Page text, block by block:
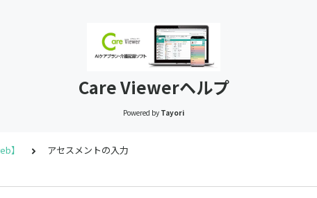
Care Viewerヘルプ
Powered by Tayori
】 アセスメントの入力